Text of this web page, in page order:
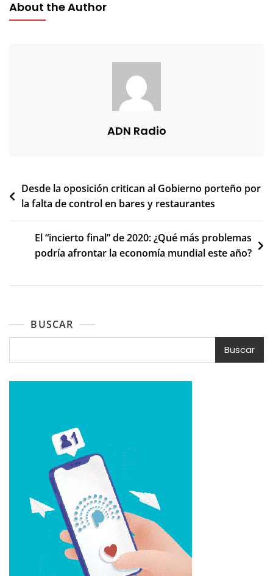
About the Author
ADN Radio
Navegación
de
Desde la oposición critican al Gobierno porteño por
la falta de control en bares y restaurantes
El “incierto final” de 2020: ¿Qué más problemas
podría afrontar la economía mundial este año?
BUSCAR
Buscar